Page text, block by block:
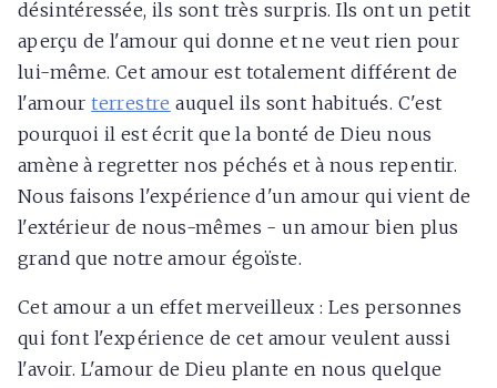
désintéressée, ils sont très surpris. Ils ont un petit
aperçu de l'amour qui donne et ne veut rien pour
lui-même. Cet amour est totalement différent de
l'amourterrestre auquel ils sont habitués. C'est
pourquoi il est écrit que la bonté de Dieu nous
amène à regretter nos péchés et à nous repentir.
Nous faisons l'expérience d'un amour qui vient de
l'extérieur de nous-mêmes - un amour bien plus
grand que notre amour égoïste.
Cet amour a un effet merveilleux : Les personnes
qui font l'expérience de cet amour veulent aussi
l'avoir. L'amour de Dieu plante en nous quelque